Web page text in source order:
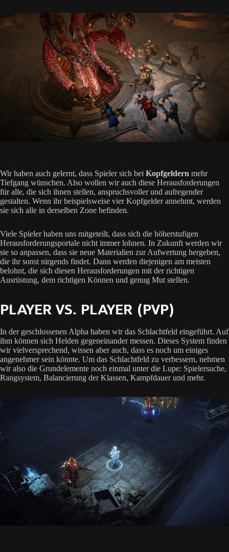
Wir haben auch gelernt, dass Spieler sich bei Kopfgeldern mehr
Tiefgang wünschen. Also wollen wir auch diese Herausforderungen
für alle, die sich ihnen stellen, anspruchsvoller und aufregender
gestalten. Wenn ihr beispielsweise vier Kopfgelder annehmt, werden
sie sich alle in derselben Zone befinden.
Viele Spieler haben uns mitgeteilt, dass sich die höherstufigen
Herausforderungsportale nicht immer lohnen. In Zukunft werden wir
sie so anpassen, dass sie neue Materialien zur Aufwertung hergeben,
die ihr sonst nirgends findet. Dann werden diejenigen am meisten
belohnt, die sich diesen Herausforderungen mit der richtigen
Ausrüstung, dem richtigen Können und genug Mut stellen.
PLAYER VS. PLAYER (PVP)
In der geschlossenen Alpha haben wir das Schlachtfeld eingeführt. Auf
ihm können sich Helden gegeneinander messen. Dieses System finden
wir vielversprechend, wissen aber auch, dass es noch um einiges
angenehmer sein könnte. Um das Schlachtfeld zu verbessern, nehmen
wir also die Grundelemente noch einmal unter die Lupe: Spielersuche,
Rangsystem, Balancierung der Klassen, Kampfdauer und mehr.